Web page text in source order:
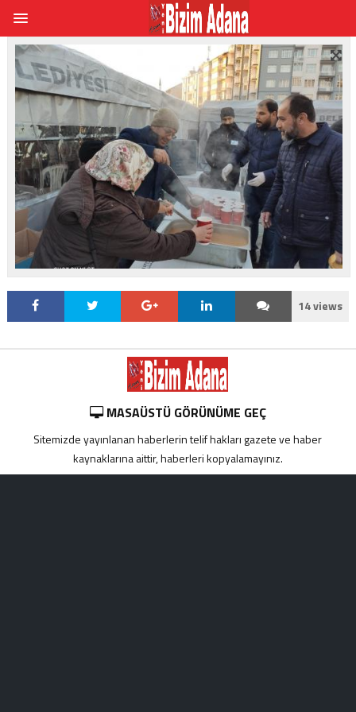
14 views
MASAÜSTÜ GÖRÜNÜME GEÇ
Sitemizde yayınlanan haberlerin telif hakları gazete ve haber
kaynaklarına aittir, haberleri kopyalamayınız.